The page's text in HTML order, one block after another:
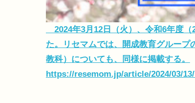
2024年3月12日（火）、令和6年度
た。リセマムでは、開成教育グルー
教科）についても、同様に掲載する。
https://resemom.jp/article/2024/03/